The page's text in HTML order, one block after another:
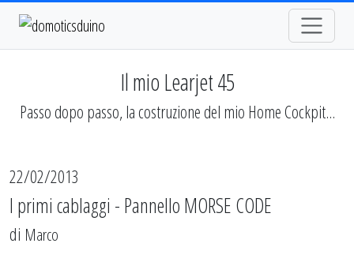
Il mio Learjet 45
Passo dopo passo, la costruzione del mio Home Cockpit...
22/02/2013
I primi cablaggi - Pannello MORSE CODE
di Marco